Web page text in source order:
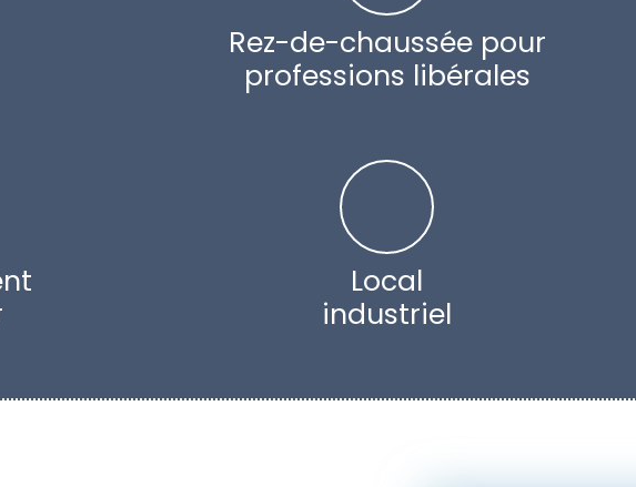
Rez-de-chaussée pour
professions libérales
Local
industriel